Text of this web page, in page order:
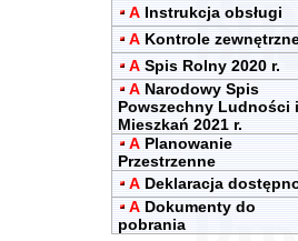
A Instrukcja obsługi
A Kontrole
A Spis Rolny 2020 r.
A Narodowy Spis
Powszechny Ludności i
Mieszkań 2021 r.
A Planowanie
Przestrzenne
A Deklaracja
A Dokumenty do
pobrania